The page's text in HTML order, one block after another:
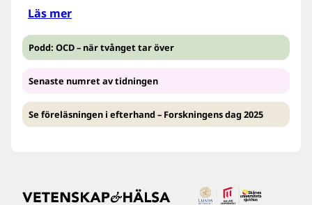
Läs mer
Podd: OCD – när tvånget tar över
Senaste numret av tidningen
Se föreläsningen i efterhand – Forskningens dag 2025